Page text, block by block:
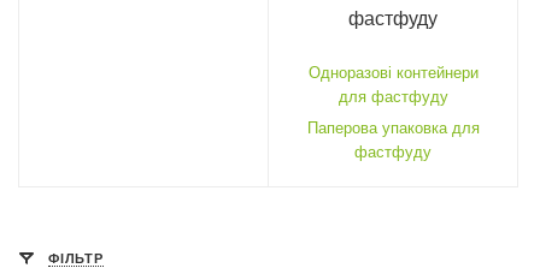
фастфуду
Одноразові контейнери
для фастфуду
Паперова упаковка для
фастфуду
ФІЛЬТР